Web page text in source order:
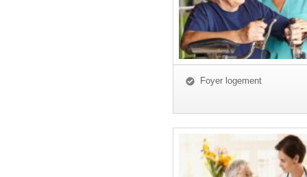
Foyer logement